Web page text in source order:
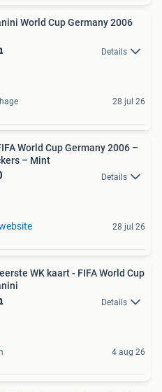
World Cup Germany 2006
Details
28 jul 26
World Cup Germany 2006 –
– Mint
Details
28 jul 26
WK kaart - FIFA World Cup
Details
4 aug 26